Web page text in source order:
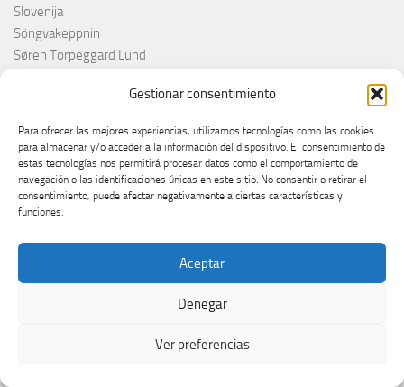
Gestionar consentimiento
Para ofrecer las mejores experiencias, utilizamos tecnologías como las cookies
para almacenar y/o acceder a la información del dispositivo. El consentimiento de
estas tecnologías nos permitirá procesar datos como el comportamiento de
navegación o las identificaciones únicas en este sitio. No consentir o retirar el
consentimiento, puede afectar negativamente a ciertas características y
funciones.
Aceptar
Denegar
Ver preferencias
Slovenija
Söngvakeppnin
Søren Torpeggard Lund
Španja
Spotify
Srbija
Stefan Raab
Suecia